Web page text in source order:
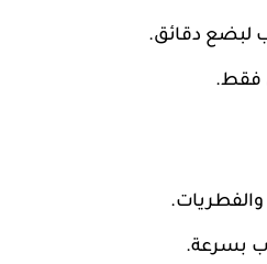
لبضع دقائق.
والفطريات.
بسرعة.